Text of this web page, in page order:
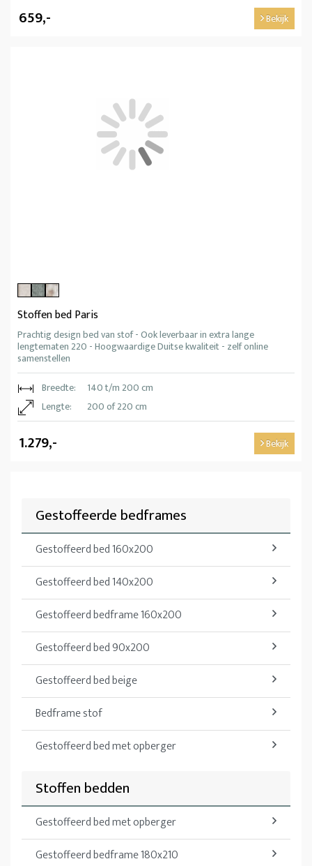
659,- Bekijk
Stoffen bed Paris
Prachtig design bed van stof - Ook leverbaar in extra lange
lengtematen 220 - Hoogwaardige Duitse kwaliteit - zelf online
samenstellen
Breedte:
140 t/m 200 cm
Lengte:
200 of 220 cm
1.279,- Bekijk
Gestoffeerde bedframes
Gestoffeerd bed 160x200
Gestoffeerd bed 140x200
Gestoffeerd bedframe 160x200
Gestoffeerd bed 90x200
Gestoffeerd bed beige
Bedframe stof
Gestoffeerd bed met opberger
Stoffen bedden
Gestoffeerd bed met opberger
Gestoffeerd bedframe 180x210